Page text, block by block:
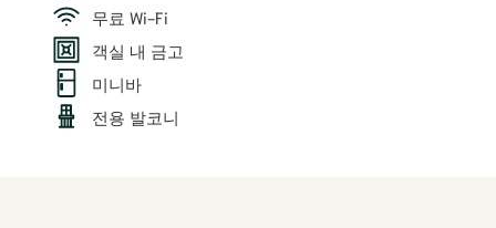
무료 Wi-Fi
객실 내 금고
미니바
전용 발코니